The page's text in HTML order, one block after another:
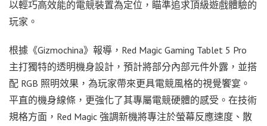
以輕巧高效能的電競裝置為定位，瞄準追求頂級遊戲體驗的
玩家。
根據《Gizmochina》報導，Red Magic Gaming Tablet 5 Pro
主打獨特的透明機身設計，預計將部分內部元件外露，並搭
配 RGB 照明效果，為玩家帶來更具電競風格的視覺饗宴。
平直的機身線條，更強化了其專屬電競硬體的感受。在技術
規格方面，Red Magic 強調新機將專注於螢幕反應速度、散